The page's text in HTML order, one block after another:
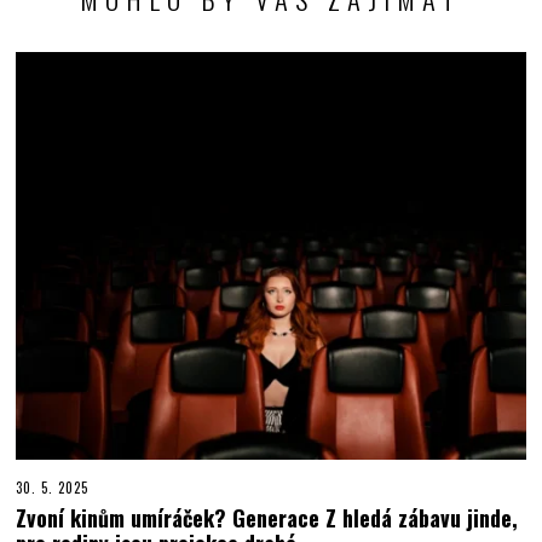
30. 5. 2025
Zvoní kinům umíráček? Generace Z hledá zábavu jinde,